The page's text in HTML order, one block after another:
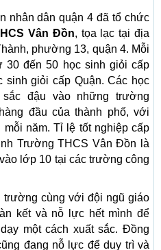
nhân dân quận 4 đã tổ chức
Vân Đồn, tọa lạc tại địa
phường 13, quận 4. Mỗi
30 đến 50 học sinh giỏi cấp
sinh giỏi cấp Quận. Các học
đậu vào những trường
đầu của thành phố, với
năm. Tỉ lệ tốt nghiệp cấp
Trường THCS Vân Đồn là
lớp 10 tại các trường công
trường cùng với đội ngũ giáo
kết và nỗ lực hết mình để
một cách xuất sắc. Đồng
đang nỗ lực để duy trì và